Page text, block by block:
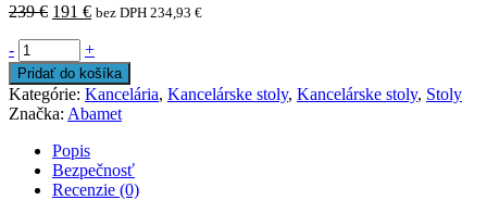
239€ 191 € bez DPH 234,93 €
- +
Pridať do košíka
Kategórie: Kancelária, Kancelárske stoly, Kancelárske stoly, Stoly
Značka: Abamet
Popis
Bezpečnosť
Recenzie (0)